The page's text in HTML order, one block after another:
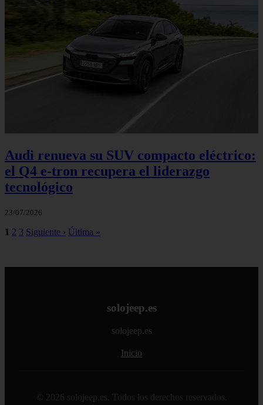
Audi renueva su SUV compacto eléctrico:
el Q4 e‑tron recupera el liderazgo
tecnológico
23/07/2026
1 2 3 Siguiente › Última »
solojeep.es
solojeep.es
Inicio
© 2026 solojeep.es. Todos los derechos reservados.